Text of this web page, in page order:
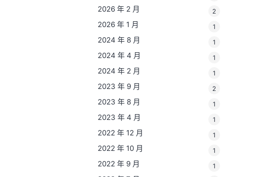
2026 年 2 月 2
2026 年 1 月 1
2024 年 8 月 1
2024 年 4 月 1
2024 年 2 月 1
2023 年 9 月 2
2023 年 8 月 1
2023 年 4 月 1
2022 年 12 月 1
2022 年 10 月 1
2022 年 9 月 1